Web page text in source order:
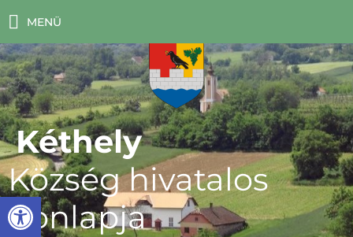
Eszköztár megnyitása
MENÜ
Kéthely
Község hivatalos
honlapja